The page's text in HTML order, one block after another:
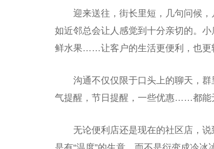
迎来送往，街长里短，几句问候
如近邻总会让人感觉到十分亲切的。
鲜水果……让客户的生活更便利，也更
沟通不仅仅限于口头上的聊天，
气提醒，节日提醒，一些优惠……都能
无论便利店还是现在的社区店，